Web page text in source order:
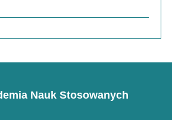
Nauk Stosowanych